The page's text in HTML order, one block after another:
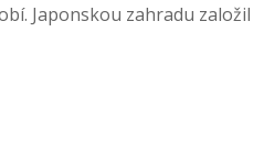
Japonskou zahradu založil